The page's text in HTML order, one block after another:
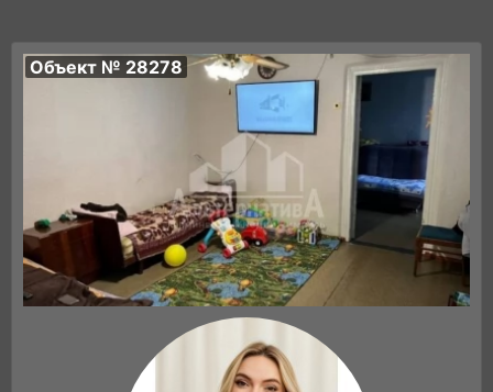
Объект № 28278